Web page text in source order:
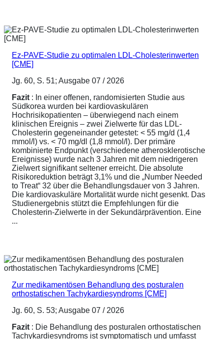
Ez-PAVE-Studie zu optimalen LDL-Cholesterinwerten
[CME]
Jg. 60, S. 51; Ausgabe 07 / 2026
Fazit : In einer offenen, randomisierten Studie aus
Südkorea wurden bei kardiovaskulären
Hochrisikopatienten – überwiegend nach einem
klinischen Ereignis – zwei Zielwerte für das LDL-
Cholesterin gegeneinander getestet: < 55 mg/d (1,4
mmol/l) vs. < 70 mg/dl (1,8 mmol/l). Der primäre
kombinierte Endpunkt (verschiedene atherosklerotische
Ereignisse) wurde nach 3 Jahren mit dem niedrigeren
Zielwert signifikant seltener erreicht. Die absolute
Risikoreduktion beträgt 3,1% und die „Number Needed
to Treat“ 32 über die Behandlungsdauer von 3 Jahren.
Die kardiovaskuläre Mortalität wurde nicht gesenkt. Das
Studienergebnis stützt die Empfehlungen für die
Cholesterin-Zielwerte in der Sekundärprävention. Eine
...
Zur medikamentösen Behandlung des posturalen
orthostatischen Tachykardiesyndroms [CME]
Jg. 60, S. 53; Ausgabe 07 / 2026
Fazit : Die Behandlung des posturalen orthostatischen
Tachykardiesyndroms ist symptomatisch und umfasst